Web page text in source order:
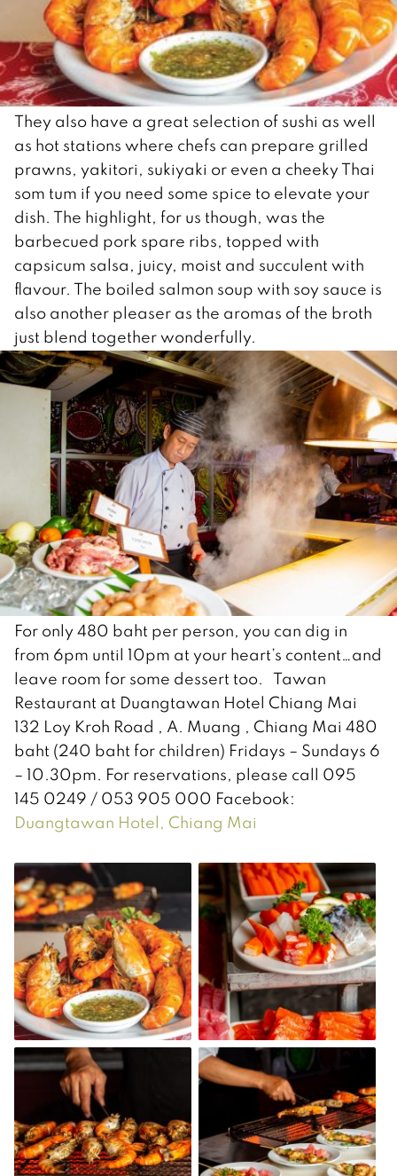
They also have a great selection of sushi as well
as hot stations where chefs can prepare grilled
prawns, yakitori, sukiyaki or even a cheeky Thai
som tum if you need some spice to elevate your
dish. The highlight, for us though, was the
barbecued pork spare ribs, topped with
capsicum salsa, juicy, moist and succulent with
flavour. The boiled salmon soup with soy sauce is
also another pleaser as the aromas of the broth
just blend together wonderfully.
For only 480 baht per person, you can dig in
from 6pm until 10pm at your heart’s content…and
leave room for some dessert too. Tawan
Restaurant at Duangtawan Hotel Chiang Mai
132 Loy Kroh Road , A. Muang , Chiang Mai 480
baht (240 baht for children) Fridays – Sundays 6
– 10.30pm. For reservations, please call 095
145 0249 / 053 905 000 Facebook:
Duangtawan Hotel, Chiang Mai